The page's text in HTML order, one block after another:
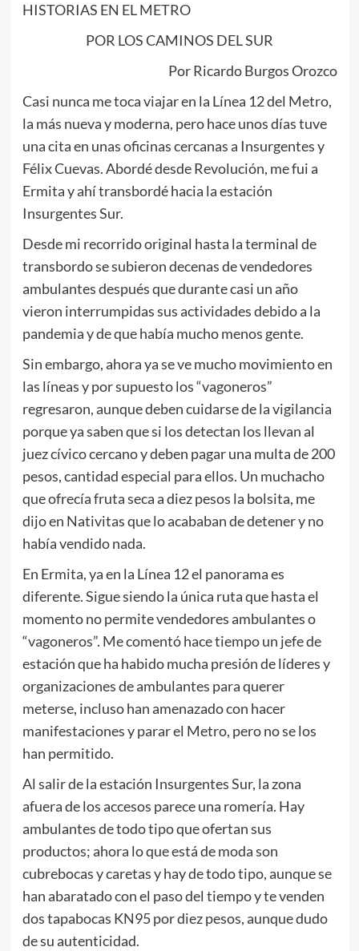
HISTORIAS EN EL METRO
POR LOS CAMINOS DEL SUR
Por Ricardo Burgos Orozco
Casi nunca me toca viajar en la Línea 12 del Metro,
la más nueva y moderna, pero hace unos días tuve
una cita en unas oficinas cercanas a Insurgentes y
Félix Cuevas. Abordé desde Revolución, me fui a
Ermita y ahí transbordé hacia la estación
Insurgentes Sur.
Desde mi recorrido original hasta la terminal de
transbordo se subieron decenas de vendedores
ambulantes después que durante casi un año
vieron interrumpidas sus actividades debido a la
pandemia y de que había mucho menos gente.
Sin embargo, ahora ya se ve mucho movimiento en
las líneas y por supuesto los “vagoneros”
regresaron, aunque deben cuidarse de la vigilancia
porque ya saben que si los detectan los llevan al
juez cívico cercano y deben pagar una multa de 200
pesos, cantidad especial para ellos. Un muchacho
que ofrecía fruta seca a diez pesos la bolsita, me
dijo en Nativitas que lo acababan de detener y no
había vendido nada.
En Ermita, ya en la Línea 12 el panorama es
diferente. Sigue siendo la única ruta que hasta el
momento no permite vendedores ambulantes o
“vagoneros”. Me comentó hace tiempo un jefe de
estación que ha habido mucha presión de líderes y
organizaciones de ambulantes para querer
meterse, incluso han amenazado con hacer
manifestaciones y parar el Metro, pero no se los
han permitido.
Al salir de la estación Insurgentes Sur, la zona
afuera de los accesos parece una romería. Hay
ambulantes de todo tipo que ofertan sus
productos; ahora lo que está de moda son
cubrebocas y caretas y hay de todo tipo, aunque se
han abaratado con el paso del tiempo y te venden
dos tapabocas KN95 por diez pesos, aunque dudo
de su autenticidad.